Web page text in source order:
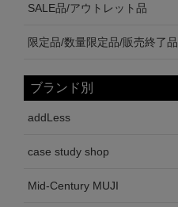
SALE品/アウトレット品
限定品/数量限定品/販売終了品
ブランド別
addLess
case study shop
Mid-Century MUJI